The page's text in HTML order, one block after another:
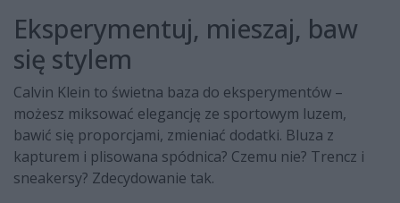
Eksperymentuj, mieszaj, baw
się stylem
Calvin Klein to świetna baza do eksperymentów –
możesz miksować elegancję ze sportowym luzem,
bawić się proporcjami, zmieniać dodatki. Bluza z
kapturem i plisowana spódnica? Czemu nie? Trencz i
sneakersy? Zdecydowanie tak.